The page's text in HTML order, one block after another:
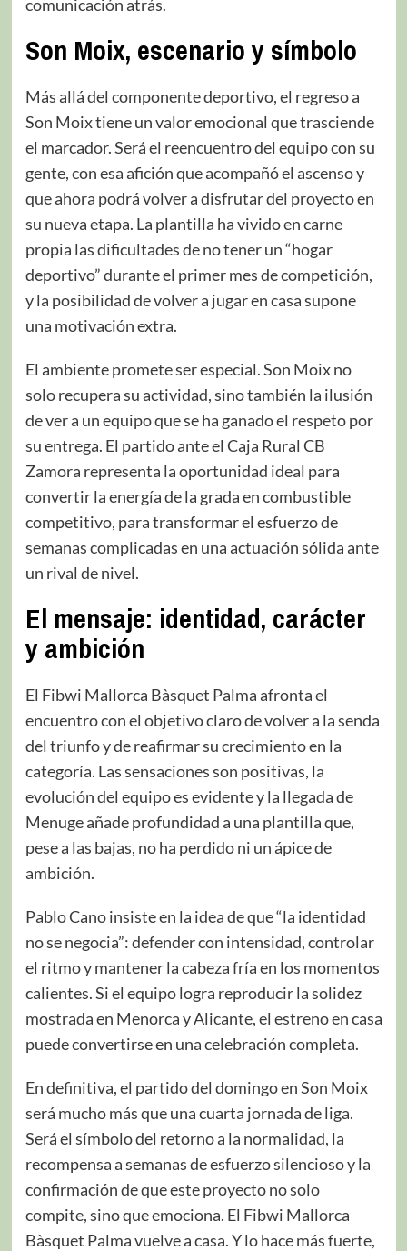
comunicación atrás.
Son Moix, escenario y símbolo
Más allá del componente deportivo, el regreso a
Son Moix tiene un valor emocional que trasciende
el marcador. Será el reencuentro del equipo con su
gente, con esa afición que acompañó el ascenso y
que ahora podrá volver a disfrutar del proyecto en
su nueva etapa. La plantilla ha vivido en carne
propia las dificultades de no tener un “hogar
deportivo” durante el primer mes de competición,
y la posibilidad de volver a jugar en casa supone
una motivación extra.
El ambiente promete ser especial. Son Moix no
solo recupera su actividad, sino también la ilusión
de ver a un equipo que se ha ganado el respeto por
su entrega. El partido ante el Caja Rural CB
Zamora representa la oportunidad ideal para
convertir la energía de la grada en combustible
competitivo, para transformar el esfuerzo de
semanas complicadas en una actuación sólida ante
un rival de nivel.
El mensaje: identidad, carácter
y ambición
El Fibwi Mallorca Bàsquet Palma afronta el
encuentro con el objetivo claro de volver a la senda
del triunfo y de reafirmar su crecimiento en la
categoría. Las sensaciones son positivas, la
evolución del equipo es evidente y la llegada de
Menuge añade profundidad a una plantilla que,
pese a las bajas, no ha perdido ni un ápice de
ambición.
Pablo Cano insiste en la idea de que “la identidad
no se negocia”: defender con intensidad, controlar
el ritmo y mantener la cabeza fría en los momentos
calientes. Si el equipo logra reproducir la solidez
mostrada en Menorca y Alicante, el estreno en casa
puede convertirse en una celebración completa.
En definitiva, el partido del domingo en Son Moix
será mucho más que una cuarta jornada de liga.
Será el símbolo del retorno a la normalidad, la
recompensa a semanas de esfuerzo silencioso y la
confirmación de que este proyecto no solo
compite, sino que emociona. El Fibwi Mallorca
Bàsquet Palma vuelve a casa. Y lo hace más fuerte,